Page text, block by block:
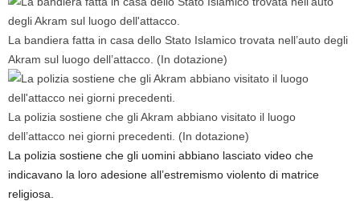
La bandiera fatta in casa dello Stato Islamico trovata nell’auto degli
Akram sul luogo dell’attacco. (In dotazione)
La polizia sostiene che gli Akram abbiano visitato il luogo
dell’attacco nei giorni precedenti. (In dotazione)
La polizia sostiene che gli uomini abbiano lasciato video che
indicavano la loro adesione all’estremismo violento di matrice
religiosa.